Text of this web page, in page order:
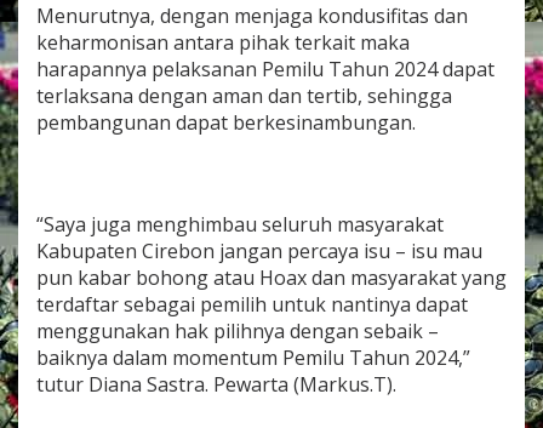
a
r
a
k
a
t
K
o
n
d
u
s
i
v
Menurutnya, dengan menjaga kondusifitas dan
keharmonisan antara pihak terkait maka
harapannya pelaksanan Pemilu Tahun 2024 dapat
terlaksana dengan aman dan tertib, sehingga
pembangunan dapat berkesinambungan.
“Saya juga menghimbau seluruh masyarakat
Kabupaten Cirebon jangan percaya isu – isu mau
pun kabar bohong atau Hoax dan masyarakat yang
terdaftar sebagai pemilih untuk nantinya dapat
menggunakan hak pilihnya dengan sebaik –
baiknya dalam momentum Pemilu Tahun 2024,”
tutur Diana Sastra. Pewarta (Markus.T).